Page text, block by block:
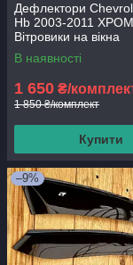
Дефлектори
Hb 2003-2011
Вітровики на вікна
В наявності
1 650 ₴/
1 850 ₴/комплект
Купити
–9%